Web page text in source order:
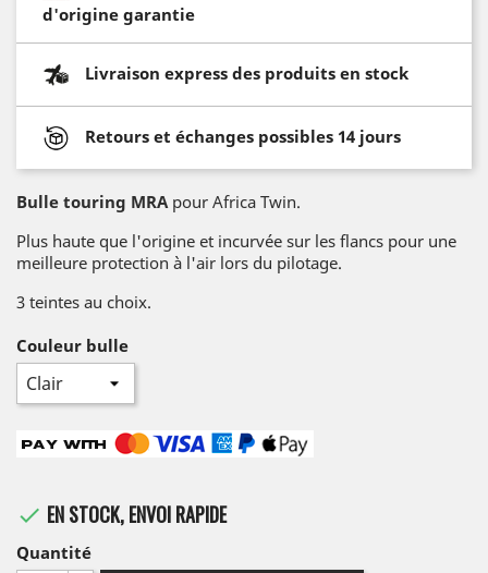
d'origine garantie
Livraison express des produits en stock
Retours et échanges possibles 14 jours
Bulle touring MRApour Africa Twin.
Plus haute que l'origine et incurvée sur les flancs pour une
meilleure protection à l'air lors du pilotage.
3 teintes au choix.
Couleur bulle
 EN STOCK, ENVOI RAPIDE
Quantité